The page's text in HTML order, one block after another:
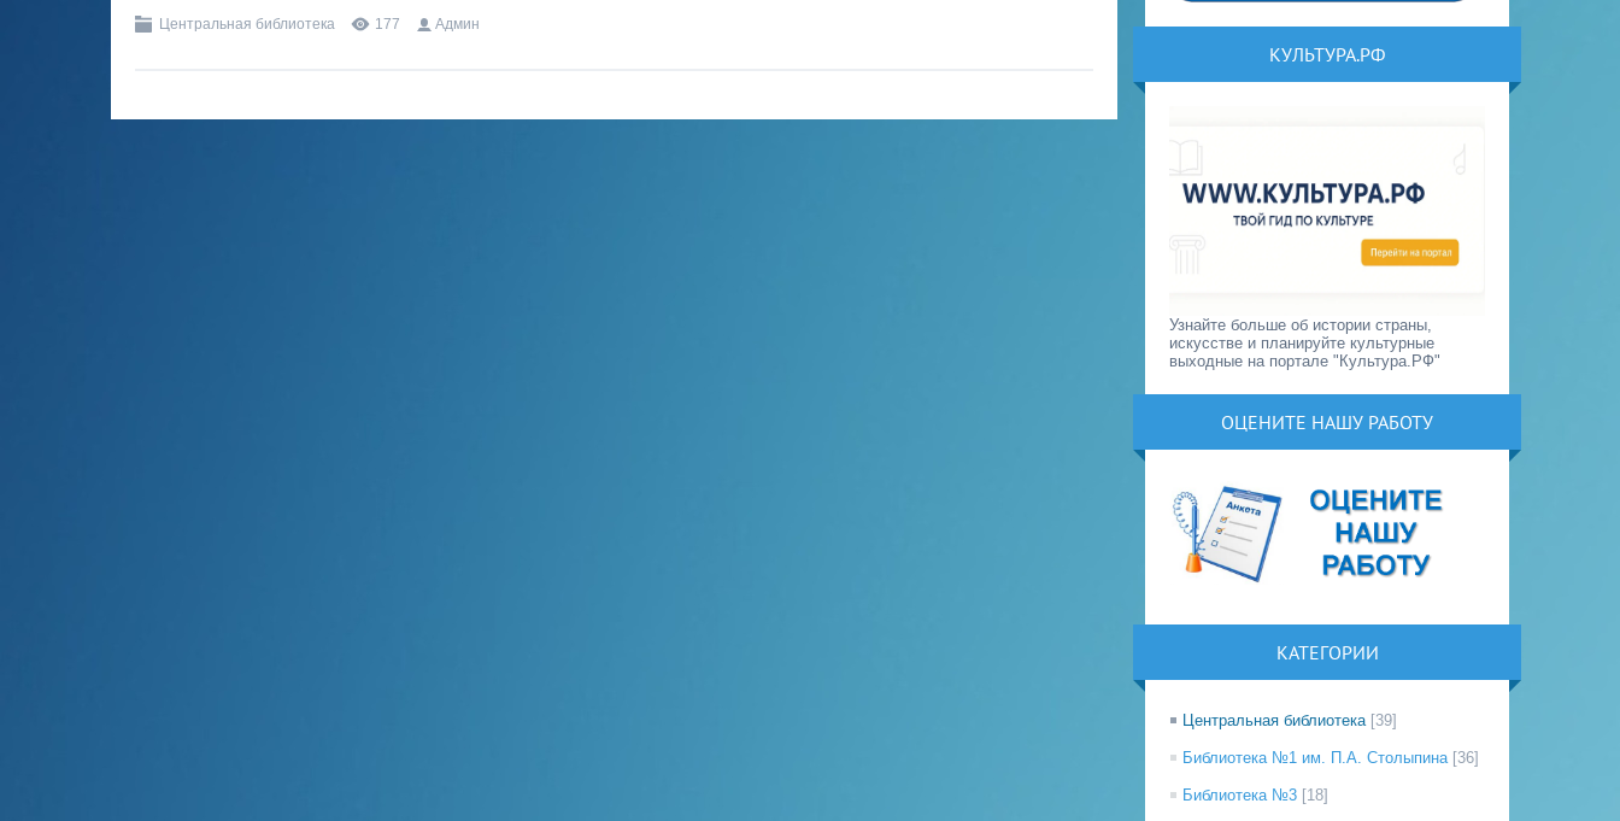
Центральная библиотека 177 Админ
КУЛЬТУРА.РФ
Узнайте больше об истории страны,
искусстве и планируйте культурные
выходные на портале "Культура.РФ"
ОЦЕНИТЕ НАШУ РАБОТУ
КАТЕГОРИИ
Центральная библиотека [39]
Библиотека №1 им. П.А. Столыпина [36]
Библиотека №3 [18]